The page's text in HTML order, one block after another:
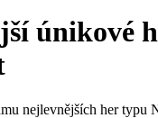
únikové
nejlevnějších her typu